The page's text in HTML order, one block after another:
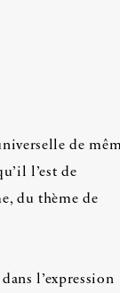
de
l’est de
du thème de
l’expression